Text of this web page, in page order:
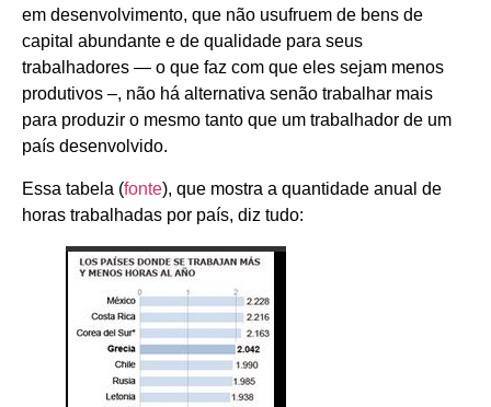
em desenvolvimento, que não usufruem de bens de
capital abundante e de qualidade para seus
trabalhadores — o que faz com que eles sejam menos
produtivos –, não há alternativa senão trabalhar mais
para produzir o mesmo tanto que um trabalhador de um
país desenvolvido.
Essa tabela (fonte), que mostra a quantidade anual de
horas trabalhadas por país, diz tudo: